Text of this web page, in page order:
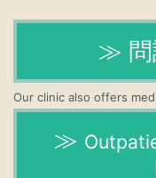
Our clinic also offers